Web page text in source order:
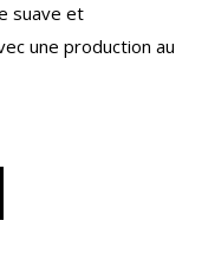
suave et
une production au